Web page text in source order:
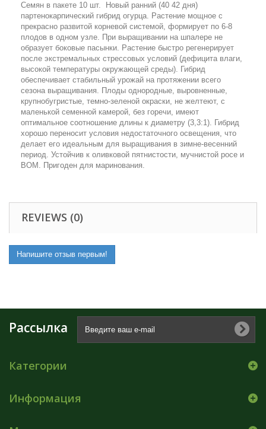
Семян в пакете 10 шт. Новый ранний (40 42 дня)
партенокарпический гибрид огурца. Растение мощное с
прекрасно развитой корневой системой, формирует по 6-8
плодов в одном узле. При выращивании на шпалере не
образует боковые пасынки. Растение быстро регенерирует
после экстремальных стрессовых условий (дефицита влаги,
высокой температуры окружающей среды). Гибрид
обеспечивает стабильный урожай на протяжении всего
сезона выращивания. Плоды однородные, выровненные,
крупнобугристые, темно-зеленой окраски, не желтеют, с
маленькой семенной камерой, без горечи, имеют
оптимальное соотношение длины к диаметру (3,3:1). Гибрид
хорошо переносит условия недостаточного освещения, что
делает его идеальным для выращивания в зимне-весенний
период. Устойчив к оливковой пятнистости, мучнистой росе и
ВОМ. Пригоден для маринования.
REVIEWS (0)
Напишите отзыв первым!
Рассылка
Категории
Информация